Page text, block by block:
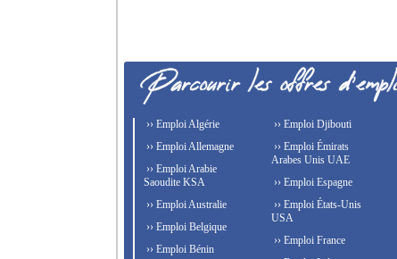
›› Emploi Algérie
›› Emploi Allemagne
›› Emploi Arabie
Saoudite KSA
›› Emploi Australie
›› Emploi Belgique
›› Emploi Bénin
›› Emploi Djibouti
›› Emploi Émirats
Arabes Unis UAE
›› Emploi Espagne
›› Emploi États-Unis
USA
›› Emploi France